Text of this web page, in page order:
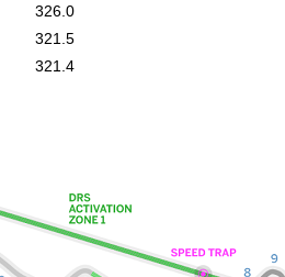
326.0
321.5
321.4